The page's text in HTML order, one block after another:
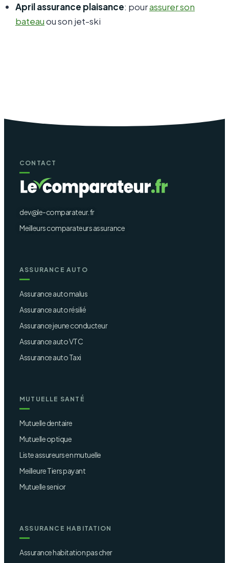
April assurance plaisance: pourassurer son
bateauou son jet-ski
CONTACT
dev@le-comparateur.fr
Meilleurs comparateurs assurance
ASSURANCE AUTO
Assurance auto malus
Assurance auto résilié
Assurance jeune conducteur
Assurance auto VTC
Assurance auto Taxi
MUTUELLE SANTÉ
Mutuelle dentaire
Mutuelle optique
Liste assureurs en mutuelle
Meilleure Tiers payant
Mutuelle senior
ASSURANCE HABITATION
Assurance habitation pas cher